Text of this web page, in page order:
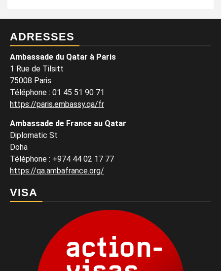
ADRESSES
Ambassade du Qatar à Paris
1 Rue de Tilsitt
75008 Paris
Téléphone : 01 45 51 90 71
https://paris.embassy.qa/fr
Ambassade de France au Qatar
Diplomatic St
Doha
Téléphone : +974 44 02 17 77
https://qa.ambafrance.org/
VISA